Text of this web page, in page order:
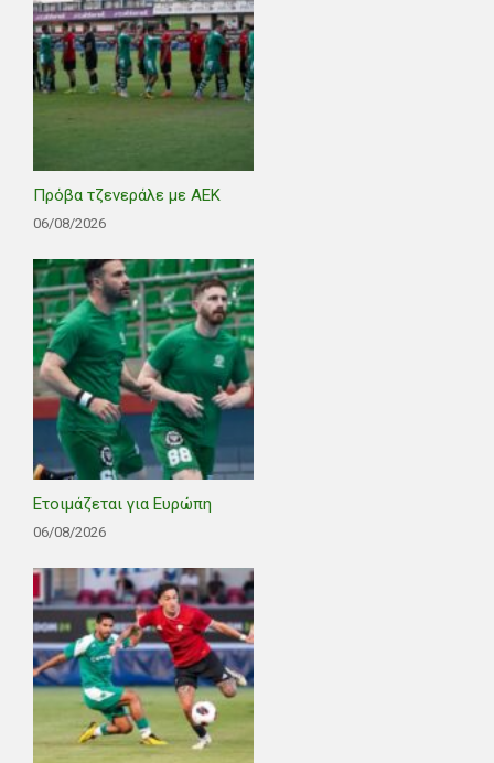
Πρόβα τζενεράλε με ΑΕΚ
06/08/2026
Ετοιμάζεται για Ευρώπη
06/08/2026